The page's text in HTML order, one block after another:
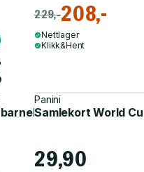
229,-208,-
Nettlager
Klikk&Hent
Panini
Samlekort World
29,90